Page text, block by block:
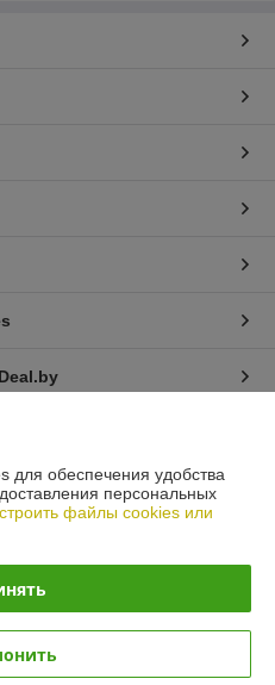
ответственностью
обеспечения удобства
персональных
файлы cookies или